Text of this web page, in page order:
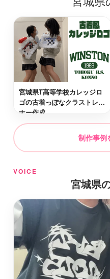
角田市
東松島市
遠田郡涌谷町
白石市
石巻市
宮城県T高等学校カレッジロ
ゴの古着っぽなクラストレー
ナー作成
制作事例
VOICE
宮城県